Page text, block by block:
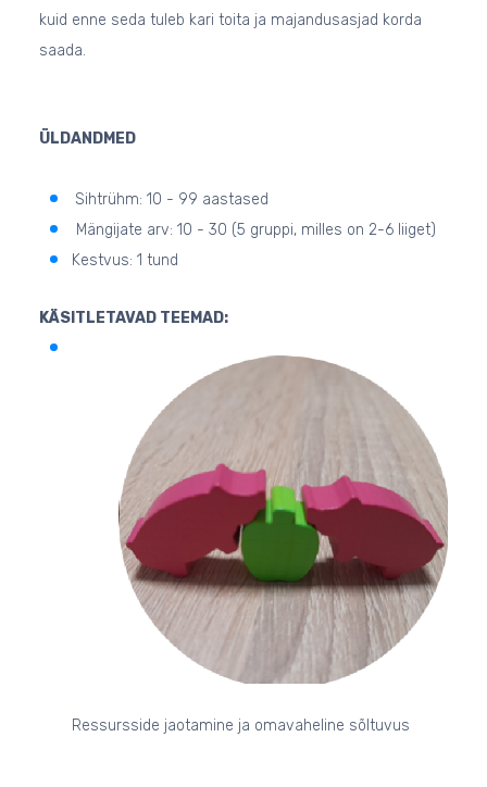
kuid enne seda tuleb kari toita ja majandusasjad korda
saada.
ÜLDANDMED
Sihtrühm: 10 - 99 aastased
Mängijate arv: 10 - 30 (5 gruppi, milles on 2-6 liiget)
Kestvus: 1 tund
KÄSITLETAVAD TEEMAD:
Ressursside jaotamine ja omavaheline sõltuvus